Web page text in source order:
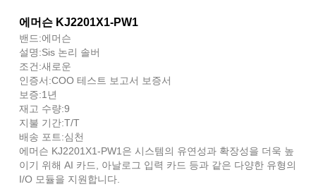
에머슨 KJ2201X1-PW1
밴드:에머슨
설명:Sis 논리 솔버
조건:새로운
인증서:COO 테스트 보고서 보증서
보증:1년
재고 수량:9
지불 기간:T/T
배송 포트:심천
에머슨 KJ2201X1-PW1은 시스템의 유연성과 확장성을 더욱 높
이기 위해 AI 카드, 아날로그 입력 카드 등과 같은 다양한 유형의
I/O 모듈을 지원합니다.